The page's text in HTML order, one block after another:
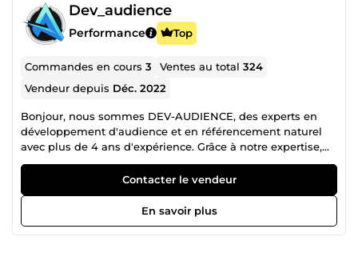
Dev_audience
Performance Top
Commandes en cours3 Ventes au total324
Vendeur depuis Déc. 2022
Bonjour, nous sommes DEV-AUDIENCE, des experts en
développement d'audience et en référencement naturel
avec plus de 4 ans d'expérience. Grâce à notre expertise,
nous avons aidé de nombreuses entreprises et
professionnels à améliorer leur visibilité en ligne et à
attirer un trafic qualifié. ✅ Notre engagement : Vous offrir
des solutions sur mesure et vous fournir un travail de
qualité irréprochable pour surpasser vos attentes. 💼 Plus
Contacter le vendeur
En savoir plus